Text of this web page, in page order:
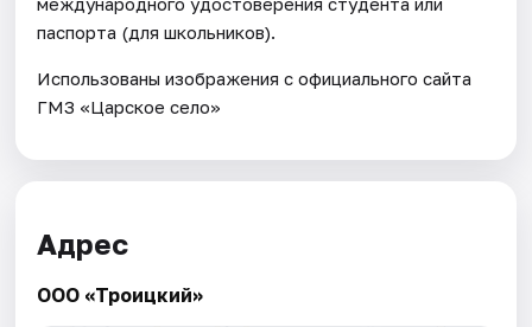
паспорта (для школьников).
Использованы изображения с официального сайта
ГМЗ «Царское село»
Адрес
ООО «Троицкий»